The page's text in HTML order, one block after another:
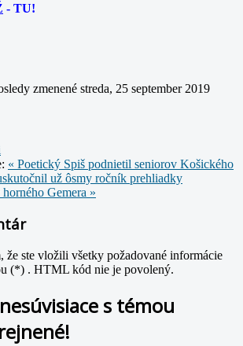
- TU!
zmenené streda, 25 september 2019
« Poetický Spiš podnietil seniorov Košického
už ôsmy ročník prehliadky
Gemera »
že ste vložili všetky požadované informácie
(*) . HTML kód nie je povolený.
s témou